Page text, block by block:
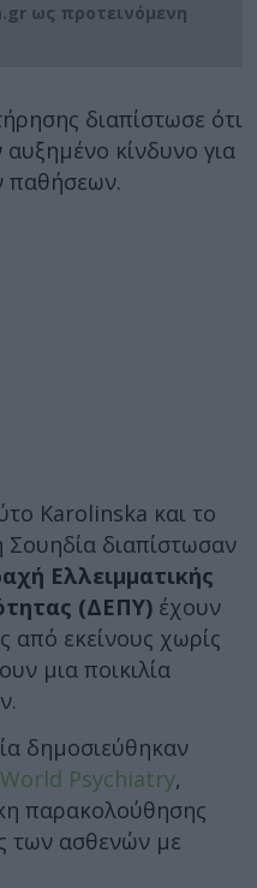
ως προτεινόμενη
διαπίστωσε ότι
αυξημένο κίνδυνο για
παθήσεων.
Karolinska και το
διαπίστωσαν
Ελλειμματικής
(ΔΕΠΥ) έχουν
από εκείνους χωρίς
μια ποικιλία
δημοσιεύθηκαν
World Psychiatry,
παρακολούθησης
των ασθενών με